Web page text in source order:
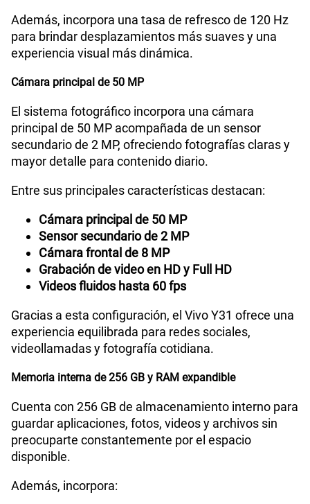
Además, incorpora una tasa de refresco de 120 Hz
para brindar desplazamientos más suaves y una
experiencia visual más dinámica.
Cámara principal de 50 MP
El sistema fotográfico incorpora una cámara
principal de 50 MP acompañada de un sensor
secundario de 2 MP, ofreciendo fotografías claras y
mayor detalle para contenido diario.
Entre sus principales características destacan:
Cámara principal de 50 MP
Sensor secundario de 2 MP
Cámara frontal de 8 MP
Grabación de video en HD y Full HD
Videos fluidos hasta 60 fps
Gracias a esta configuración, el Vivo Y31 ofrece una
experiencia equilibrada para redes sociales,
videollamadas y fotografía cotidiana.
Memoria interna de 256 GB y RAM expandible
Cuenta con 256 GB de almacenamiento interno para
guardar aplicaciones, fotos, videos y archivos sin
preocuparte constantemente por el espacio
disponible.
Además, incorpora: